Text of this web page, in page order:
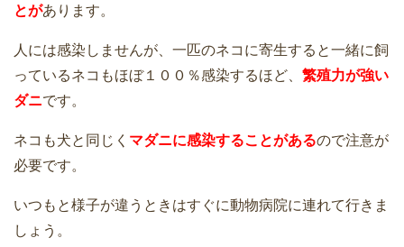
とがあります。
人には感染しませんが、一匹のネコに寄生すると一緒に飼
っているネコもほぼ１００％感染するほど、 繁殖力が強い
ダニです。
ネコも犬と同じく マダニに感染することがあるので注意が
必要です。
いつもと様子が違うときはすぐに動物病院に連れて行きま
しょう。